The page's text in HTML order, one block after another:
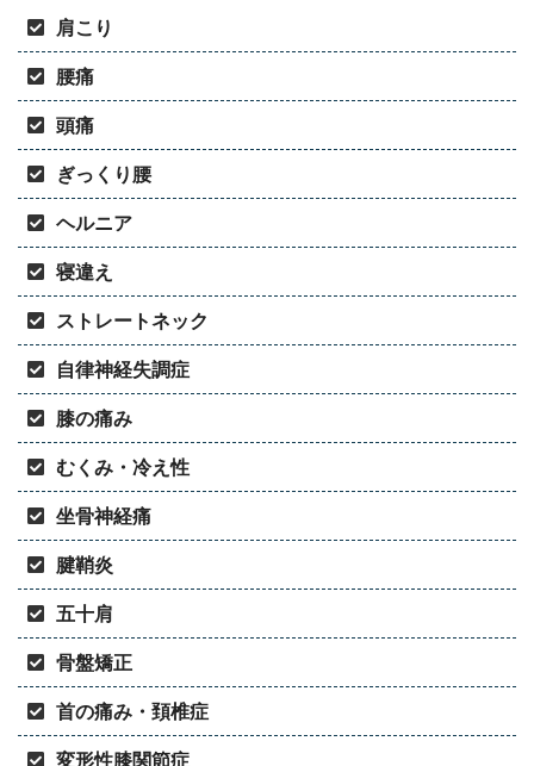
肩こり
腰痛
頭痛
ぎっくり腰
ヘルニア
寝違え
ストレートネック
自律神経失調症
膝の痛み
むくみ・冷え性
坐骨神経痛
腱鞘炎
五十肩
骨盤矯正
首の痛み・頚椎症
変形性膝関節症